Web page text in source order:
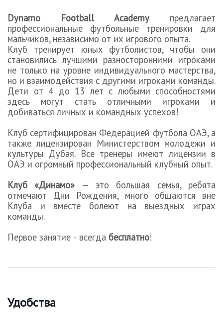
Dynamo Football Academyпредлагает
профессиональные футбольные тренировки для
мальчиков, независимо от их игрового опыта.
Клуб тренирует юных футболистов, чтобы они
становились лучшими разносторонними игроками
не только на уровне индивидуального мастерства,
но и взаимодействия с другими игроками команды.
Дети от 4 до 13 лет с любыми способностями
здесь могут стать отличными игроками и
добиваться личных и командных успехов!
Клуб сертифицирован Федерацией футбола ОАЭ, а
также лицензирован Министерством молодежи и
культуры Дубая. Все тренеры имеют лицензии в
ОАЭ и огромный профессиональный клубный опыт.
Клуб «Динамо» — это большая семья, ребята
отмечают Дни Рождения, много общаются вне
Клуба и вместе болеют на выездных играх
команды.
Первое занятие - всегда бесплатно!
Удобства